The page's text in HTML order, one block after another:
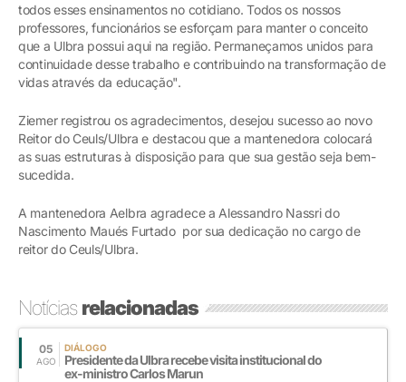
todos esses ensinamentos no cotidiano. Todos os nossos
professores, funcionários se esforçam para manter o conceito
que a Ulbra possui aqui na região. Permaneçamos unidos para
continuidade desse trabalho e contribuindo na transformação de
vidas através da educação".
Ziemer registrou os agradecimentos, desejou sucesso ao novo
Reitor do Ceuls/Ulbra e destacou que a mantenedora colocará
as suas estruturas à disposição para que sua gestão seja bem-
sucedida.
A mantenedora Aelbra agradece a Alessandro Nassri do
Nascimento Maués Furtado por sua dedicação no cargo de
reitor do Ceuls/Ulbra.
Notíciasrelacionadas
05
AGO
DIÁLOGO
Presidente da Ulbra recebe visita institucional do
ex-ministro Carlos Marun